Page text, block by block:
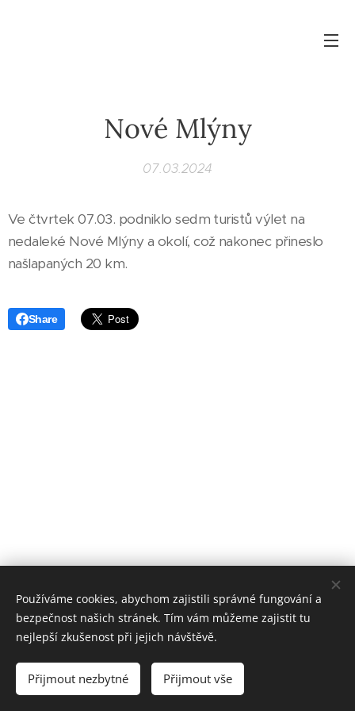
Nové Mlýny
07.03.2024
Ve čtvrtek 07.03. podniklo sedm turistů výlet na
nedaleké Nové Mlýny a okolí, což nakonec přineslo
našlapaných 20 km.
Share
© 2019 Hostinec u nádraží Červenka | Všechna práva vyhrazena
Vytvořeno službouWebnode
Používáme cookies, abychom zajistili správné fungování a
bezpečnost našich stránek. Tím vám můžeme zajistit tu
nejlepší zkušenost při jejich návštěvě.
Přijmout nezbytné Přijmout vše